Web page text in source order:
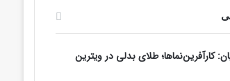
: کارآفرین‌نماها؛ طلای بدلی در ویترین